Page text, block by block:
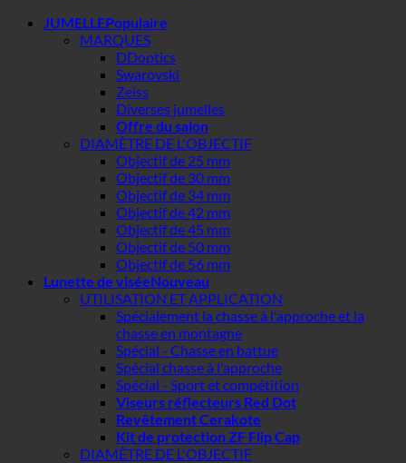
JUMELLE
MARQUES
DDoptics
Swarovski
Zeiss
Diverses jumelles
Offre du salon
DIAMÈTRE DE L'OBJECTIF
Objectif de 25 mm
Objectif de 30 mm
Objectif de 34 mm
Objectif de 42 mm
Objectif de 45 mm
Objectif de 50 mm
Objectif de 56 mm
Lunette de visée
UTILISATION ET APPLICATION
Spécialement la chasse à l'approche et la
chasse en montagne
Spécial - Chasse en battue
Spécial chasse à l'approche
Spécial - Sport et compétition
Viseurs réflecteurs Red Dot
Revêtement Cerakote
Kit de protection ZF Flip Cap
DIAMÈTRE DE L'OBJECTIF